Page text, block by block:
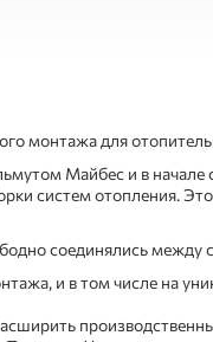
монтажа для
Майбес и в начале
систем отопления.
соединялись
и в том числе на